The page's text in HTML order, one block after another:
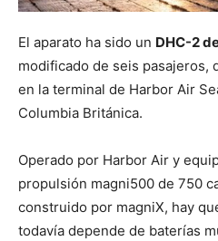
El aparato ha sido un DHC-2
modificado de seis pasajeros,
en la terminal de Harbor Air
Columbia Británica.
Operado por Harbor Air y
propulsión magni500 de 750
construido por magniX, hay
todavía depende de baterías